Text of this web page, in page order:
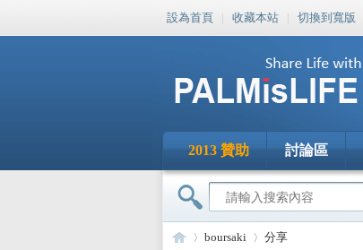
設為首頁 | 收藏本站 | 切換到寬版
2013 贊助 討論區
boursaki 分享